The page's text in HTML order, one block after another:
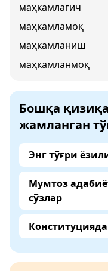
маҳкамлагич
маҳкамламоқ
маҳкамланиш
маҳкамланмоқ
Бошқа
жамланган
Энг тўғри
Мумтоз
сўзлар